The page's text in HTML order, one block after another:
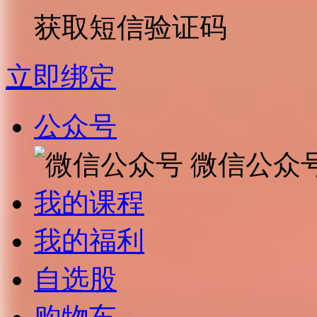
获取短信验证码
立即绑定
公众号
微信公众
我的课程
我的福利
自选股